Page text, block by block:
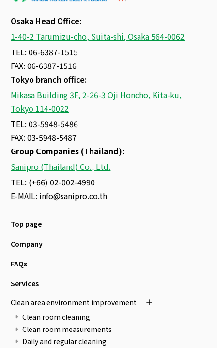
Osaka Head Office:
1-40-2 Tarumizu-cho, Suita-shi, Osaka 564-0062
TEL: 06-6387-1515
FAX: 06-6387-1516
Tokyo branch office:
Mikasa Building 3F, 2-26-3 Oji Honcho, Kita-ku,
Tokyo 114-0022
TEL: 03-5948-5486
FAX: 03-5948-5487
Group Companies (Thailand):
Sanipro (Thailand) Co., Ltd.
TEL: (+66) 02-002-4990
E-MAIL: info@sanipro.co.th
Top page
Company
FAQs
Services
Clean area environment improvement
Clean room cleaning
Clean room measurements
Daily and regular cleaning